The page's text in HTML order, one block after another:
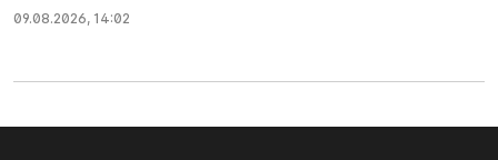
09.08.2026, 14:02